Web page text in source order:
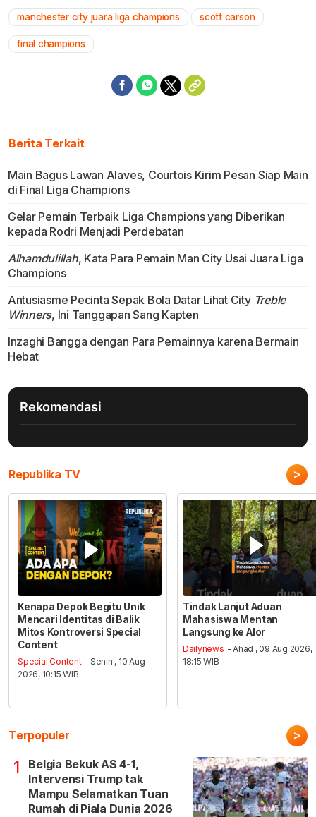
manchester city juara liga champions scott carson
final champions
Berita Terkait
Main Bagus Lawan Alaves, Courtois Kirim Pesan Siap Main
di Final Liga Champions
Gelar Pemain Terbaik Liga Champions yang Diberikan
kepada Rodri Menjadi Perdebatan
Alhamdulillah, Kata Para Pemain Man City Usai Juara Liga
Champions
Antusiasme Pecinta Sepak Bola Datar Lihat City Treble
Winners, Ini Tanggapan Sang Kapten
Inzaghi Bangga dengan Para Pemainnya karena Bermain
Hebat
Rekomendasi
Republika TV >
Kenapa Depok Begitu Unik
Mencari Identitas di Balik
Mitos Kontroversi Special
Content
Special Content - Senin , 10 Aug
2026, 10:15 WIB
Tindak Lanjut Aduan
Mahasiswa Mentan
Langsung ke Alor
Dailynews - Ahad , 09 Aug 2026,
18:15 WIB
Terpopuler >
1
Belgia Bekuk AS 4-1,
Intervensi Trump tak
Mampu Selamatkan Tuan
Rumah di Piala Dunia 2026